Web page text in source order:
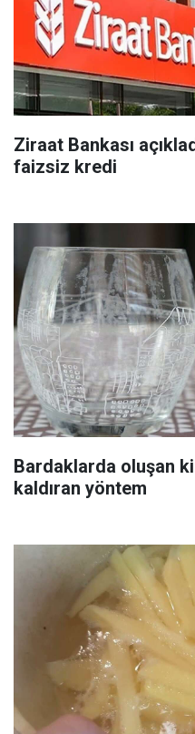
Ziraat Bankası
faizsiz kredi
Bardaklarda oluşan
kaldıran yöntem